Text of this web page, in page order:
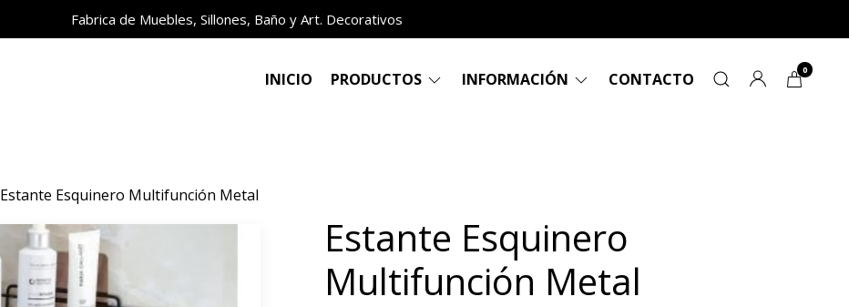
Fabrica de Muebles, Sillones, Baño y Art. Decorativos
INICIO PRODUCTOS INFORMACIÓN CONTACTO 0
Estante Esquinero Multifunción Metal
Estante Esquinero
Multifunción Metal